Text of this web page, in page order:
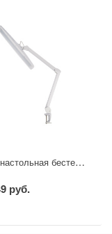
Лампа настольная бестеневая, струбцина, ECO light, 84 SMD LED, сенсорный диммер, белая REXANT
руб.